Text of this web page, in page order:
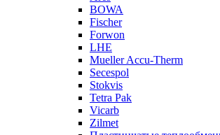
BOWA
Fischer
Forwon
LHE
Mueller Accu-Therm
Secespol
Stokvis
Tetra Pak
Vicarb
Zilmet